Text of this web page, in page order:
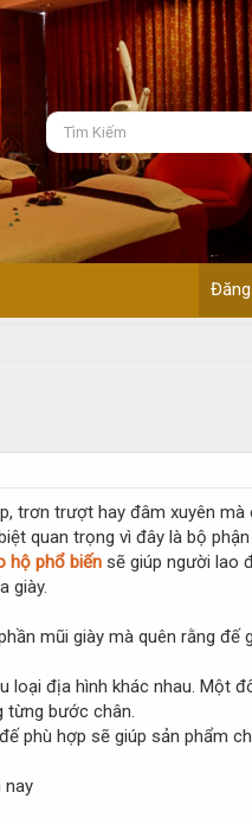
trơn trượt hay đâm xuyên
quan trọng vì đây là bộ
hộ phổ biến sẽ giúp người lao
giày.
mũi giày mà quên rằng đế
loại địa hình khác nhau. Một
từng bước chân.
phù hợp sẽ giúp sản phẩm